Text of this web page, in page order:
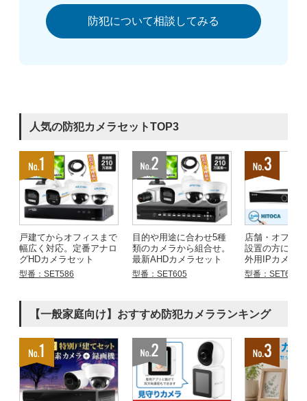
防犯について相談してみる
人気の防犯カメラセットTOP3
戸建てからオフィスまで
幅広く対応。定番アナロ
グHDカメラセット
型番：SET586
目的や用途に合わせ5種
類のカメラから組合せ。
最新AHDカメラセット
型番：SET605
店舗・オフィ
設置の方にお
外用IPカメラ
型番：SET683
【一般家庭向け】おすすめ防犯カメラランキング